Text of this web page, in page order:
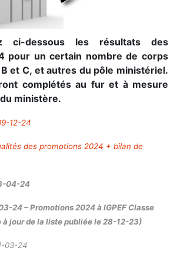
ci-dessous les résultats des
pour un certain nombre de corps
et C, et autres du pôle ministériel.
complétés au fur et à mesure
ministère.
12-24
des promotions 2024 + bilan de
04-24
24 – Promotions 2024 à IGPEF Classe
à jour de la liste publiée le 28-12-23)
03-24